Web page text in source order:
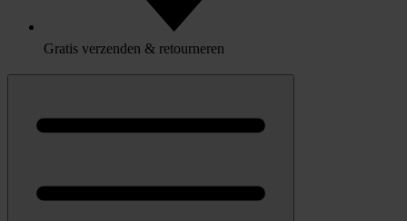
Gratis verzenden & retourneren